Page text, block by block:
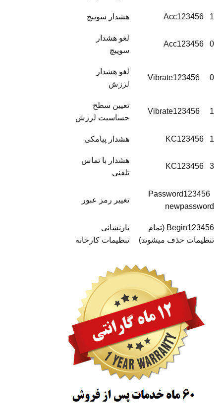
Acc123456 1 هشدار سوییچ
Acc123456 0
لغو هشدار
سوییچ
Vibrate123456 0
لغو هشدار
لرزش
Vibrate123456 1
تعیین سطح
حساسیت لرزش
KC123456 1 هشدار پیامکی
KC123456 3
هشدار با تماس
تلفنی
Password123456
newpassword
تغییر رمز عبور
Begin123456 (تمام
تنظیمات حذف میشوند)
بازنشانی
تنظیمات کارخانه